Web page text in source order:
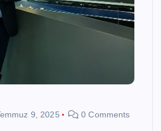
9, 2025 0 Comments